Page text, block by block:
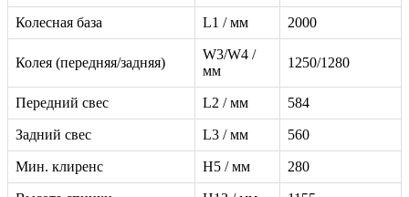
Колесная база L1 / мм 2000
Колея (передняя/задняя)
W3/W4 /
мм
1250/1280
Передний свес L2 / мм 584
Задний свес L3 / мм 560
Мин. клиренс H5 / мм 280